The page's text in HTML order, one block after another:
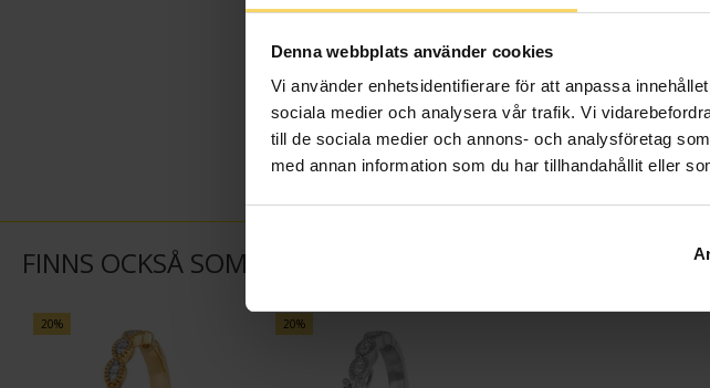
Denna webbplats använder cookies
Vi använder enhetsidentifierare för att anpassa
sociala medier och analysera vår trafik. Vi
till de sociala medier och annons- och analysföretag
med annan information som du har tillhandahållit eller
FINNS OCKSÅ SOM
20% 20%